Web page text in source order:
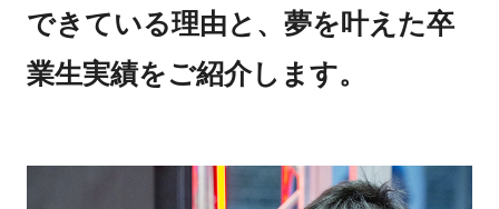
できている理由と、夢を叶えた卒
業生実績をご紹介します。